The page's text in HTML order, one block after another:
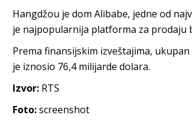
Hangdžou je dom Alibabe, jedne od
je najpopularnija platforma za prodaju
Prema finansijskim izveštajima,
je iznosio 76,4 milijarde dolara.
Izvor: RTS
Foto:screenshot